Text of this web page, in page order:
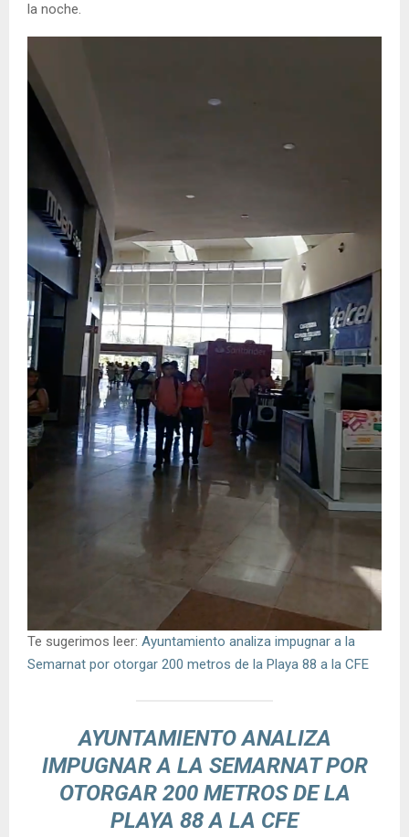
la noche.
Te sugerimos leer: Ayuntamiento analiza impugnar a la
Semarnat por otorgar 200 metros de la Playa 88 a la CFE
AYUNTAMIENTO ANALIZA
IMPUGNAR A LA SEMARNAT POR
OTORGAR 200 METROS DE LA
PLAYA 88 A LA CFE